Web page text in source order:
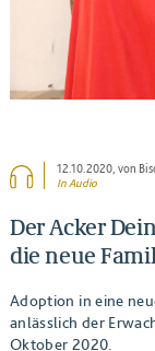
12.10.2020, von
In Audio
Der Acker
die neue
Adoption in eine
anlässlich der
Oktober 2020.